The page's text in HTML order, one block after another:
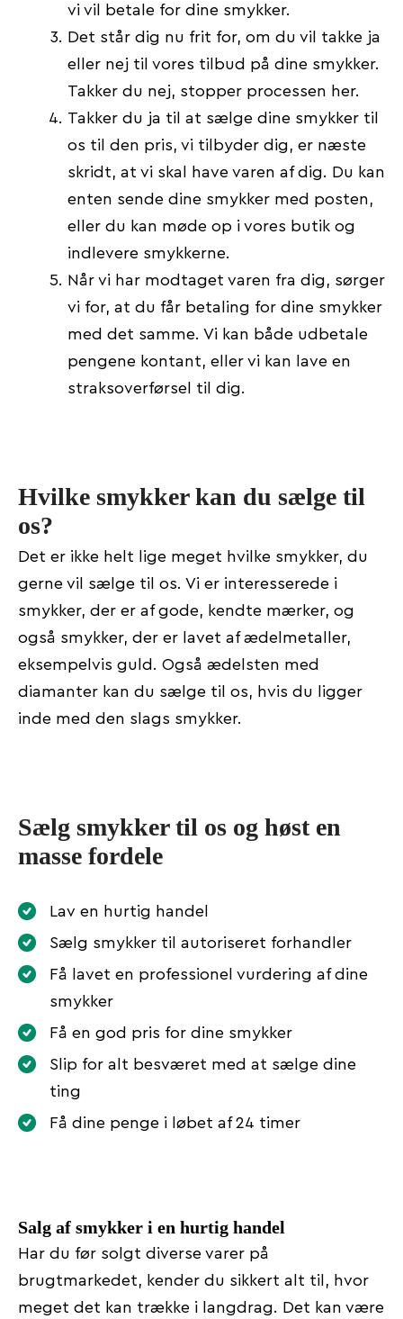
vi vil betale for dine smykker.
Det står dig nu frit for, om du vil takke ja
eller nej til vores tilbud på dine smykker.
Takker du nej, stopper processen her.
Takker du ja til at sælge dine smykker til
os til den pris, vi tilbyder dig, er næste
skridt, at vi skal have varen af dig. Du kan
enten sende dine smykker med posten,
eller du kan møde op i vores butik og
indlevere smykkerne.
Når vi har modtaget varen fra dig, sørger
vi for, at du får betaling for dine smykker
med det samme. Vi kan både udbetale
pengene kontant, eller vi kan lave en
straksoverførsel til dig.
Hvilke smykker kan du sælge til
os?
Det er ikke helt lige meget hvilke smykker, du
gerne vil sælge til os. Vi er interesserede i
smykker, der er af gode, kendte mærker, og
også smykker, der er lavet af ædelmetaller,
eksempelvis guld. Også ædelsten med
diamanter kan du sælge til os, hvis du ligger
inde med den slags smykker.
Sælg smykker til os og høst en
masse fordele
Lav en hurtig handel
Sælg smykker til autoriseret forhandler
Få lavet en professionel vurdering af dine
smykker
Få en god pris for dine smykker
Slip for alt besværet med at sælge dine
ting
Få dine penge i løbet af 24 timer
Salg af smykker i en hurtig handel
Har du før solgt diverse varer på
brugtmarkedet, kender du sikkert alt til, hvor
meget det kan trække i langdrag. Det kan være